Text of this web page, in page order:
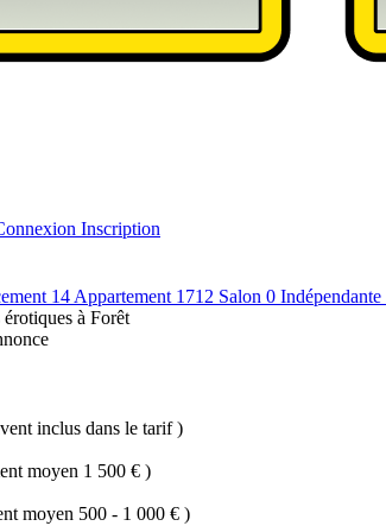
Inscription
14 Appartement 1712 Salon 0 Indépendante
à Forêt
inclus dans le tarif)
moyen 1 500 € )
moyen 500 - 1 000 € )